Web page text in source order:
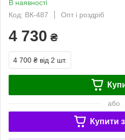
В наявності
Код: ВК-487
Опт і роздріб
4 730 ₴
4 700 ₴ від 2 шт.
або
Купити з